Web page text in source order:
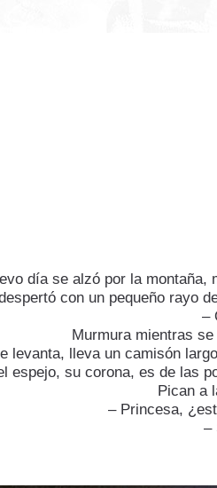
día se alzó por la montaña,
con un pequeño rayo
–
Murmura mientras
levanta, lleva un camisón
espejo, su corona, es de las
Pican a
– Princesa,
–